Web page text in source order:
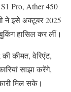
Pro, Ather 450
ने इसे अक्टूबर 2025
हासिल कर लीं।
कीमत, वेरिएंट,
साझा करेंगे,
मिल सके।